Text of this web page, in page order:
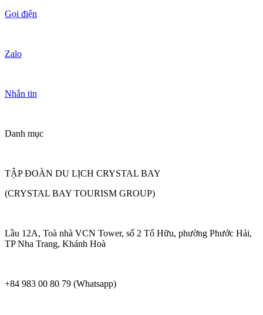
Gọi điện
Zalo
Nhắn tin
Danh mục
TẬP ĐOÀN DU LỊCH CRYSTAL BAY
(CRYSTAL BAY TOURISM GROUP)
Lầu 12A, Toà nhà VCN Tower, số 2 Tố Hữu, phường Phước Hải,
TP Nha Trang, Khánh Hoà
+84 983 00 80 79 (Whatsapp)